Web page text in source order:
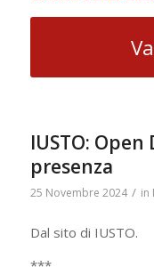
IUSTO:
presenza
25 Novembre 2024 / in
Dal sito di IUSTO.
***